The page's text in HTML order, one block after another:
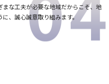
な工夫が必要な地域だからこそ、地
、誠心誠意取り組みます。